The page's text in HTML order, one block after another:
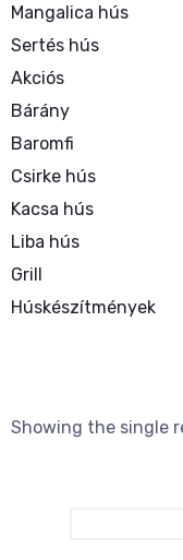
Mangalica hús
Sertés hús
Akciós
Bárány
Baromfi
Csirke hús
Kacsa hús
Liba hús
Grill
Húskészítmények
Showing the single